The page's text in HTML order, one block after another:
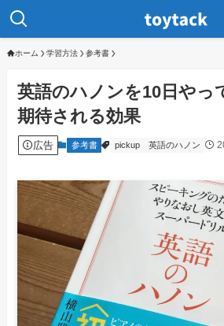
ホーム 学習方法 参考書
英語のハノンを10日やっ
期待される効果
広告 参考書 pickup 英語のハノン